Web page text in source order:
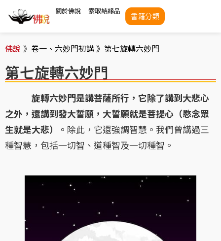
關於佛說 索取結緣品
書籍分類
佛說 》 卷一、六妙門初講 》 第七旋轉六妙門
第七旋轉六妙門
旋轉六妙門是講菩薩所行，它除了講到大悲心
之外，還講到發大誓願，大誓願就是菩提心（愍念眾
生就是大悲）。 除此，它還強調智慧。我們曾講過三
種智慧，包括一切智、道種智及一切種智。